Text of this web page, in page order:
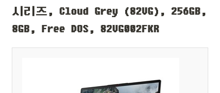
시리즈, Cloud Grey (82VG), 256GB,
8GB, Free DOS, 82VG002FKR